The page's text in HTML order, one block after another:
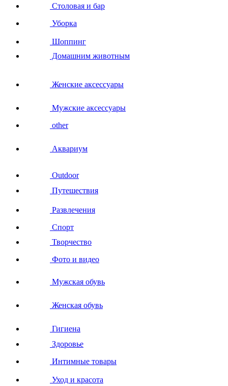
Столовая и бар
Уборка
Шоппинг
Домашним животным
Женские аксессуары
Мужские аксессуары
other
Аквариум
Outdoor
Путешествия
Развлечения
Спорт
Творчество
Фото и видео
Мужская обувь
Женская обувь
Гигиена
Здоровье
Интимные товары
Уход и красота